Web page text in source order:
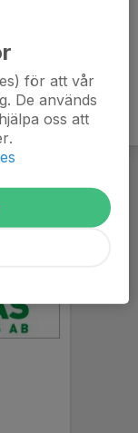
för att vår
De används
oss att